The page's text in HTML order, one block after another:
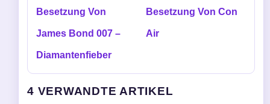
Besetzung Von
James Bond 007 –
Diamantenfieber
Besetzung Von Con
Air
4 VERWANDTE ARTIKEL